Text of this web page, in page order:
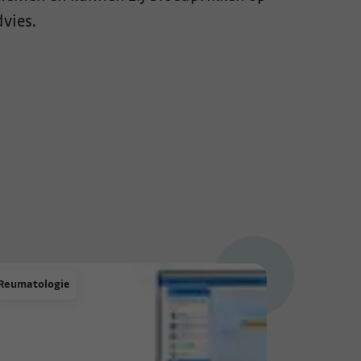
Reumatologie